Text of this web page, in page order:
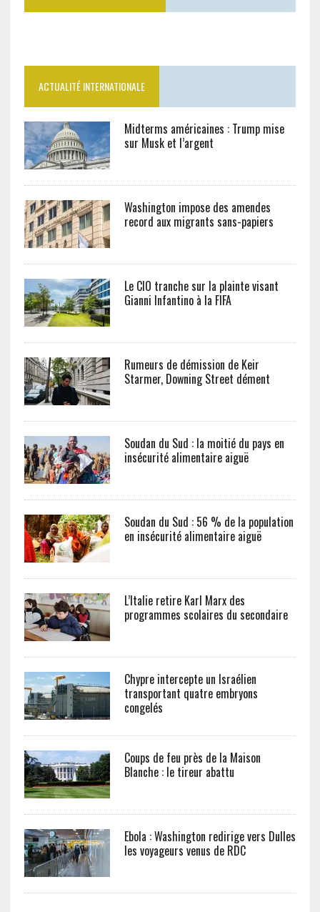
ACTUALITÉ INTERNATIONALE
Midterms américaines : Trump mise
sur Musk et l’argent
Washington impose des amendes
record aux migrants sans-papiers
Le CIO tranche sur la plainte visant
Gianni Infantino à la FIFA
Rumeurs de démission de Keir
Starmer, Downing Street dément
Soudan du Sud : la moitié du pays en
insécurité alimentaire aiguë
Soudan du Sud : 56 % de la population
en insécurité alimentaire aiguë
L’Italie retire Karl Marx des
programmes scolaires du secondaire
Chypre intercepte un Israélien
transportant quatre embryons
congelés
Coups de feu près de la Maison
Blanche : le tireur abattu
Ebola : Washington redirige vers Dulles
les voyageurs venus de RDC